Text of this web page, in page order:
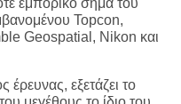
εμπορικό σήμα του
Topcon,
Geospatial, Nikon και
έρευνας, εξετάζει το